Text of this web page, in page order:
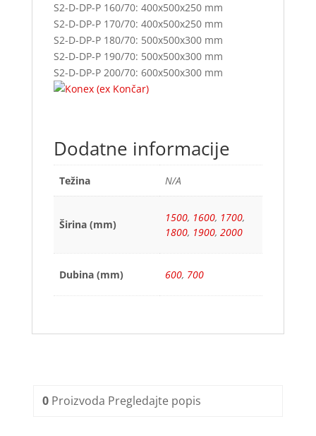
S2-D-DP-P 160/70: 400x500x250 mm
S2-D-DP-P 170/70: 400x500x250 mm
S2-D-DP-P 180/70: 500x500x300 mm
S2-D-DP-P 190/70: 500x500x300 mm
S2-D-DP-P 200/70: 600x500x300 mm
Dodatne informacije
Težina N/A
Širina (mm)
1500, 1600, 1700,
1800, 1900, 2000
Dubina (mm) 600, 700
0Proizvoda Pregledajte popis